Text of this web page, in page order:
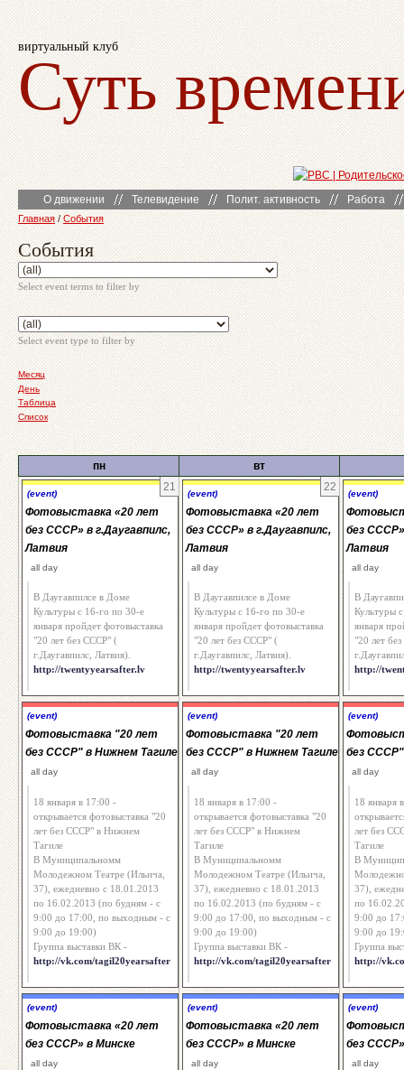
виртуальный клуб
Суть
О движении Телевидение Полит. активность Работа
Главная / События
События
Select event terms to filter by
Select event type to filter by
Месяц
День
Таблица
Список
пн
вт
21
(event)
Фотовыставка «20 лет
без СССР» в г.Даугавпилс,
Латвия
all day
В Даугавпилсе в Доме
Культуры с 16-го по 30-е
января пройдет фотовыставка
"20 лет без СССР" (
г.Даугавпилс, Латвия).
http://twentyyearsafter.lv
(event)
Фотовыставка "20 лет
без СССР" в Нижнем Тагиле
all day
18 января в 17:00 -
открывается фотовыставка "20
лет без СССР" в Нижнем
Тагиле
В Муниципальномм
Молодежном Театре (Ильича,
37), ежедневно с 18.01.2013
по 16.02.2013 (по будням - с
9:00 до 17:00, по выходным - с
9:00 до 19:00)
Группа выставки ВК -
http://vk.com/tagil20yearsafter
(event)
Фотовыставка «20 лет
без СССР» в Минске
all day
22
(event)
Фотовыставка «20 лет
без СССР» в г.Даугавпилс,
Латвия
all day
В Даугавпилсе в Доме
Культуры с 16-го по 30-е
января пройдет фотовыставка
"20 лет без СССР" (
г.Даугавпилс, Латвия).
http://twentyyearsafter.lv
(event)
Фотовыставка "20 лет
без СССР" в Нижнем Тагиле
all day
18 января в 17:00 -
открывается фотовыставка "20
лет без СССР" в Нижнем
Тагиле
В Муниципальномм
Молодежном Театре (Ильича,
37), ежедневно с 18.01.2013
по 16.02.2013 (по будням - с
9:00 до 17:00, по выходным - с
9:00 до 19:00)
Группа выставки ВК -
http://vk.com/tagil20yearsafter
(event)
Фотовыставка «20 лет
без СССР» в Минске
all day
(event)
без
Латвия
all day
В
Культуры
января
"20 лет
http://
(event)
без
all day
18 января
лет без
Тагиле
В
37),
по
9:00 до
9:00 до
Группа
http://
(event)
без
all day